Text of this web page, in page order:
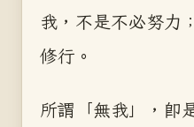
我，不是不必努力
修行。
所謂「無我」，即